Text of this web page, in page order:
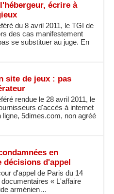
écrire à
du 8 avril 2011, le TGI de
des cas manifestement
se substituer au juge. En
site de jeux : pas
rendue le 28 avril 2011, le
d'accès à internet
ligne, 5dimes.com, non agréé
en
décisions d'appel
d'appel de Paris du 14
« L'affaire
arménien…